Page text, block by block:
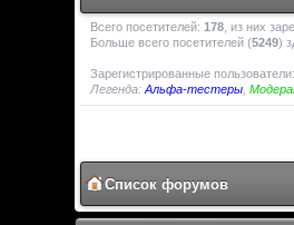
Всего посетителей:178 , из них
Больше всего посетителей (5249)
Зарегистрированные
Легенда:Альфа-тестеры ,
Список форумов